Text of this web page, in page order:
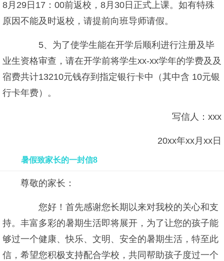
8月29日17：00前返校，8月30日正式上课。如有特殊
原因不能及时返校，请提前向班导师请假。
5、为了使学生能在开学后顺利进行注册及毕
业生资格审查，请在开学前将学生xx-xx学年的学费及及
宿费共计13210元钱存到指定银行卡中（其中含 10元银
行卡年费）。
写信人：xxx
20xx年xx月xx日
暑假致家长的一封信8
尊敬的家长：
您好！首先感谢您长期以来对我校的关心和支
持。丰富多彩的暑期生活即将展开，为了让您的孩子能
够过一个健康、快乐、文明、安全的暑期生活，特至此
信，希望您积极支持配合学校，共同帮助孩子度过一个